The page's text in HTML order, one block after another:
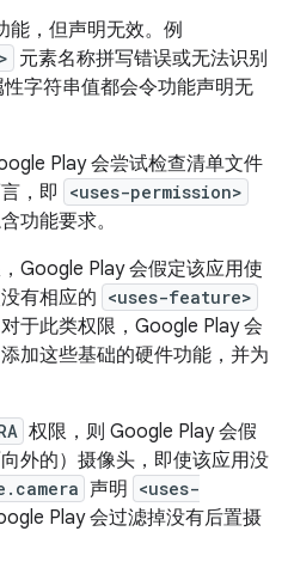
能，但声明无效。例
元素名称拼写错误或无法识别
性字符串值都会令功能声明无
Play 会尝试检查清单文件
，即
<uses-permission>
功能要求。
Google Play 会假定该应用使
有相应的 <uses-feature>
于此类权限，Google Play 会
加这些基础的硬件功能，并为
权限，则 Google Play 会假
外的）摄像头，即使该应用没
声明
<uses-
Play 会过滤掉没有后置摄